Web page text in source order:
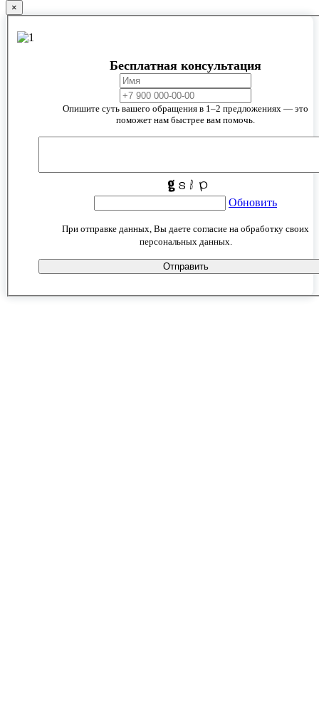
×
Бесплатная консультация
Опишите суть вашего обращения в 1–2 предложениях — это
поможет нам быстрее вам помочь.
Обновить
При отправке данных, Вы даете согласие на обработку своих
персональных данных.
Отправить